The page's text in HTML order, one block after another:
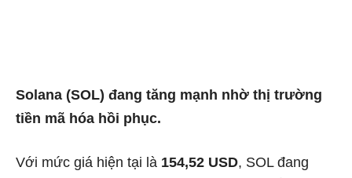
Solana (SOL) đang tăng mạnh nhờ thị trường
tiền mã hóa hồi phục.
Với mức giá hiện tại là 154,52 USD, SOL đang